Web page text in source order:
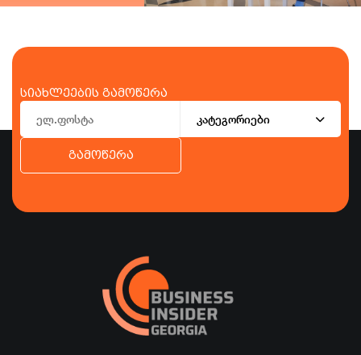
სიახლეების გამოწერა
კატეგორიები
გამოწერა